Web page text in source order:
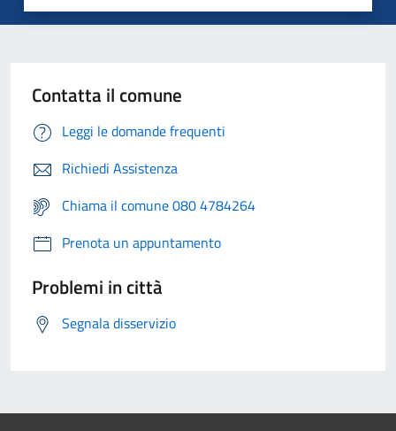
Contatta il comune
Leggi le domande frequenti
Richiedi Assistenza
Chiama il comune 080 4784264
Prenota un appuntamento
Problemi in città
Segnala disservizio